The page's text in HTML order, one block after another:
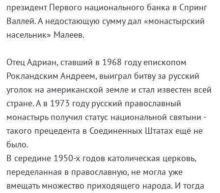
президент Первого национального банка в Спринг
Валлей. А недостающую сумму дал «монастырский
насельник» Малеев.
Отец Адриан, ставший в 1968 году епископом
Рокландским Андреем, выиграл битву за русский
уголок на американской земле и стал известен всей
стране. А в 1973 году русский православный
монастырь получил статус национальной святыни -
такого прецедента в Соединенных Штатах ещё не
было.
В середине 1950-х годов католическая церковь,
переделанная в православную, не могла уже
вмещать множество приходящего народа. И тогда